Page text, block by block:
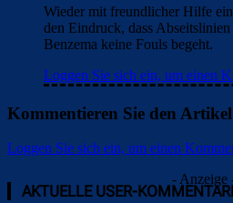
Wieder mit freundlicher Hilfe
den Eindruck, dass
Benzema keine Fouls begeht.
Loggen Sie sich ein, um einen
Kommentieren Sie den Artikel
Loggen Sie sich ein, um einen
- Anzeige
AKTUELLE USER-